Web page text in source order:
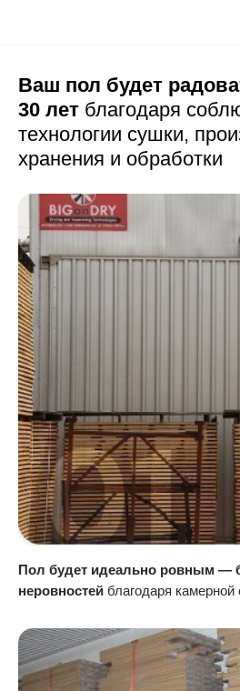
Ваш пол будет
30 лет благодаря
технологии сушки,
хранения и обработки
Пол будет идеально ровным —
неровностей благодаря камерной